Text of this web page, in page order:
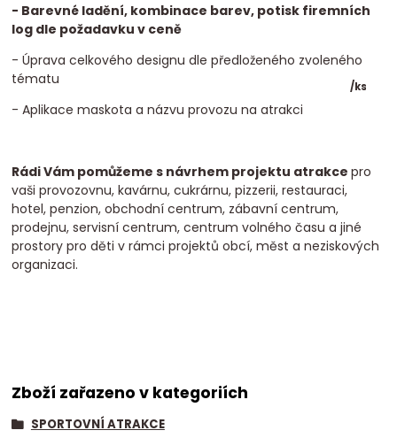
/ks
- Barevné ladění, kombinace barev, potisk firemních
log dle požadavku v ceně
- Úprava celkového designu dle předloženého zvoleného
tématu
- Aplikace maskota a názvu provozu na atrakci
Rádi Vám pomůžeme s návrhem projektu atrakcepro
vaši provozovnu, kavárnu, cukrárnu, pizzerii, restauraci,
hotel, penzion, obchodní centrum, zábavní centrum,
prodejnu, servisní centrum, centrum volného času a jiné
prostory pro děti v rámci projektů obcí, měst a neziskových
organizaci.
Zboží zařazeno v kategoriích
SPORTOVNÍ ATRAKCE